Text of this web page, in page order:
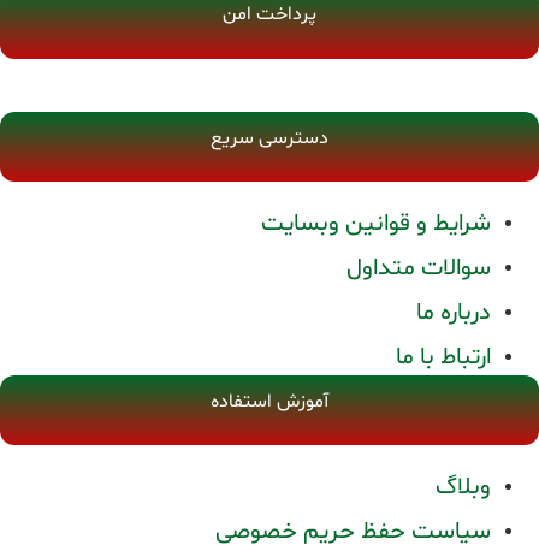
پرداخت امن
دسترسی سریع
شرایط و قوانین وبسایت
سوالات متداول
درباره ما
ارتباط با ما
آموزش استفاده
وبلاگ
سیاست حفظ حریم خصوصی